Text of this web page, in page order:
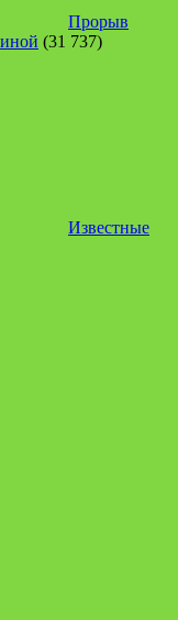
Прорыв
(31 737)
Известные